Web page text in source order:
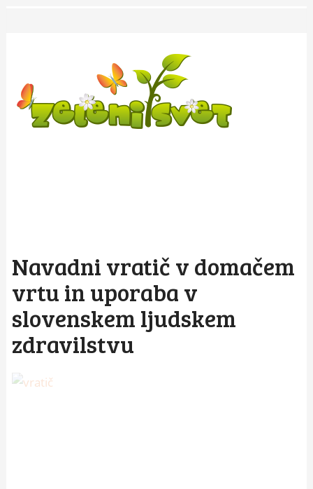
Navadni vratič v domačem
vrtu in uporaba v
slovenskem ljudskem
zdravilstvu